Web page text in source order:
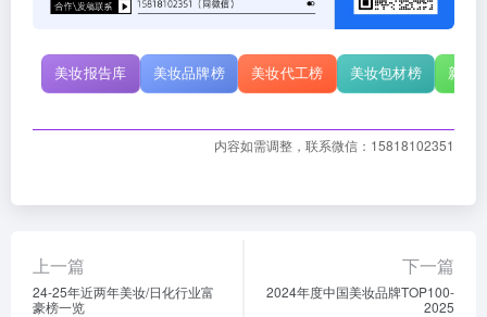
美妆报告库 美妆品牌榜 美妆代工榜 美妆包材榜 新原
内容如需调整，联系微信：15818102351
上一篇
24-25年近两年美妆/日化行业富
豪榜一览
下一篇
2024年度中国美妆品牌TOP100-
2025